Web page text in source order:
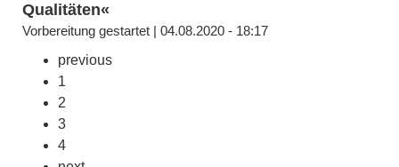
Qualitäten«
Vorbereitung gestartet | 04.08.2020 - 18:17
previous
1
2
3
4